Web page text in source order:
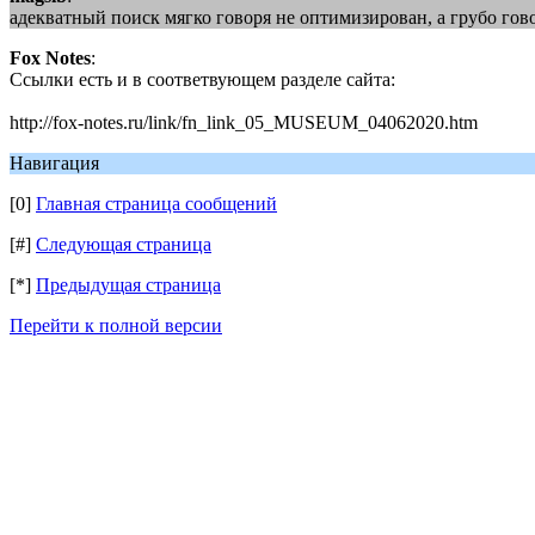
адекватный поиск мягко говоря не оптимизирован, а грубо
Fox Notes:
Ссылки есть и в соответвующем разделе сайта:
http://fox-notes.ru/link/fn_link_05_MUSEUM_04062020.htm
Навигация
[0] Главная страница сообщений
[#] Следующая страница
[*] Предыдущая страница
Перейти к полной версии